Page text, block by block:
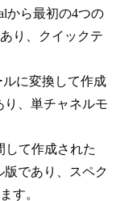
から最初の4つの
り、クイックテ
に変換して作成
り、単チャネルモ
して作成された
版であり、スペク
す。